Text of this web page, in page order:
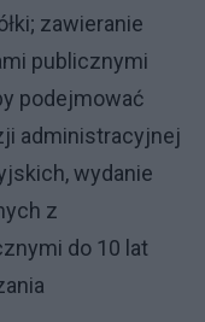
zawieranie
publicznymi
podejmować
administracyjnej
wydanie
z
do 10 lat